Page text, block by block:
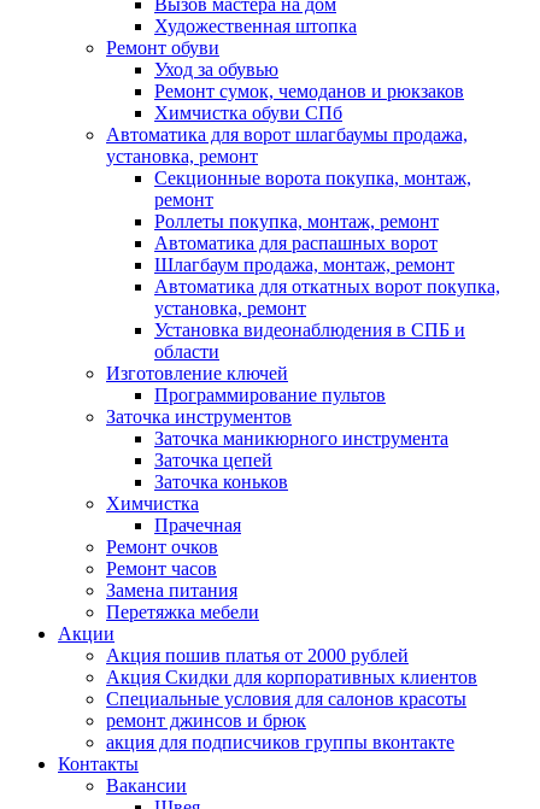
Вызов мастера на дом
Художественная штопка
Ремонт обуви
Уход за обувью
Ремонт сумок, чемоданов и рюкзаков
Химчистка обуви СПб
Автоматика для ворот шлагбаумы продажа,
установка, ремонт
Секционные ворота покупка, монтаж,
ремонт
Роллеты покупка, монтаж, ремонт
Автоматика для распашных ворот
Шлагбаум продажа, монтаж, ремонт
Автоматика для откатных ворот покупка,
установка, ремонт
Установка видеонаблюдения в СПБ и
области
Изготовление ключей
Программирование пультов
Заточка инструментов
Заточка маникюрного инструмента
Заточка цепей
Заточка коньков
Химчистка
Прачечная
Ремонт очков
Ремонт часов
Замена питания
Перетяжка мебели
Акции
Акция пошив платья от 2000 рублей
Акция Скидки для корпоративных клиентов
Специальные условия для салонов красоты
ремонт джинсов и брюк
акция для подписчиков группы вконтакте
Контакты
Вакансии